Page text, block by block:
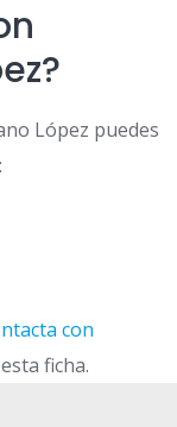
López puedes
con
ficha.